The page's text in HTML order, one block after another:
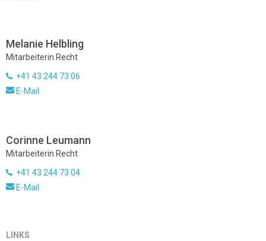
Melanie Helbling
Mitarbeiterin Recht
+41 43 244 73 06
E-Mail
Corinne Leumann
Mitarbeiterin Recht
+41 43 244 73 04
E-Mail
LINKS